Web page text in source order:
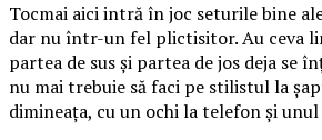
Tocmai aici intră în joc seturile bine
dar nu într-un fel plictisitor. Au ceva
partea de sus și partea de jos deja se
nu mai trebuie să faci pe stilistul la
dimineața, cu un ochi la telefon și unul